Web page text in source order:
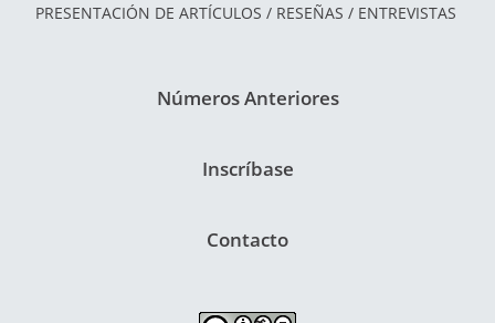
PRESENTACIÓN DE ARTÍCULOS / RESEÑAS / ENTREVISTAS
Números Anteriores
Inscríbase
Contacto